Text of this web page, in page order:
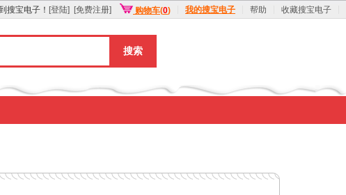
收藏搜宝电子
帮助
我的搜宝电子
购物车(0)
[免费注册]
[登陆]
搜宝电子！
搜索